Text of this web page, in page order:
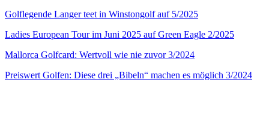
Golflegende Langer teet in Winstongolf auf 5/2025
Ladies European Tour im Juni 2025 auf Green Eagle 2/2025
Mallorca Golfcard: Wertvoll wie nie zuvor 3/2024
Preiswert Golfen: Diese drei „Bibeln“ machen es möglich 3/2024